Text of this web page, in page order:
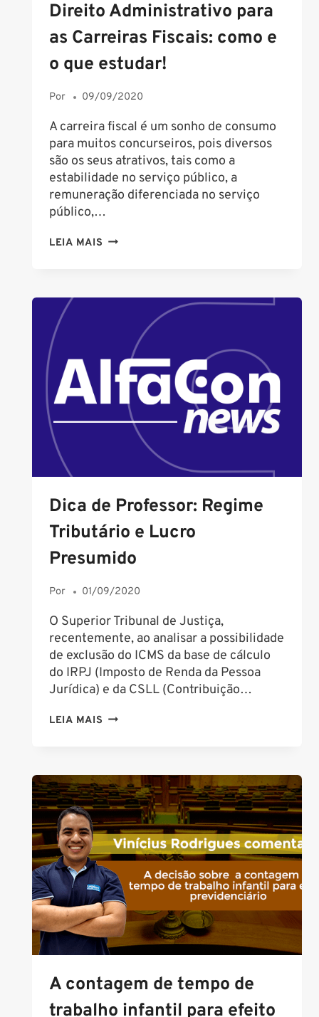
QUE
ESTUDAR
PARA
AS
Direito Administrativo para
as Carreiras Fiscais: como e
o que estudar!
Por 09/09/2020
A carreira fiscal é um sonho de consumo
para muitos concurseiros, pois diversos
são os seus atrativos, tais como a
estabilidade no serviço público, a
remuneração diferenciada no serviço
público,…
LEIA MAIS DIREITO
CARREIRAS
FISCAIS:
E
ESTUDAR!
Dica de Professor: Regime
Tributário e Lucro
Presumido
Por 01/09/2020
O Superior Tribunal de Justiça,
recentemente, ao analisar a possibilidade
de exclusão do ICMS da base de cálculo
do IRPJ (Imposto de Renda da Pessoa
Jurídica) e da CSLL (Contribuição…
LEIA MAIS DICA
TRIBUTÁRIO
E
LUCRO
PRESUMIDO
A contagem de tempo de
trabalho infantil para efeito